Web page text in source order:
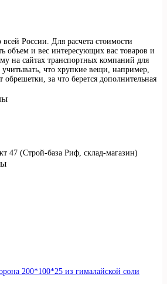
России. Для расчета стоимости
объем и вес интересующих вас товаров и
на сайтах транспортных компаний для
учитывать, что хрупкие вещи, например,
обрешетки, за что берется дополнительная
47 (Строй-база Риф, склад-магазин)